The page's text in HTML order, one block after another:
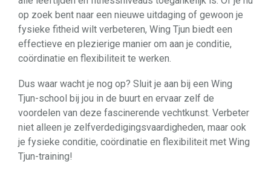
op zoek bent naar een nieuwe uitdaging of gewoon je
fysieke fitheid wilt verbeteren, Wing Tjun biedt een
effectieve en plezierige manier om aan je conditie,
coördinatie en flexibiliteit te werken.
Dus waar wacht je nog op? Sluit je aan bij een Wing
Tjun-school bij jou in de buurt en ervaar zelf de
voordelen van deze fascinerende vechtkunst. Verbeter
niet alleen je zelfverdedigingsvaardigheden, maar ook
je fysieke conditie, coördinatie en flexibiliteit met Wing
Tjun-training!